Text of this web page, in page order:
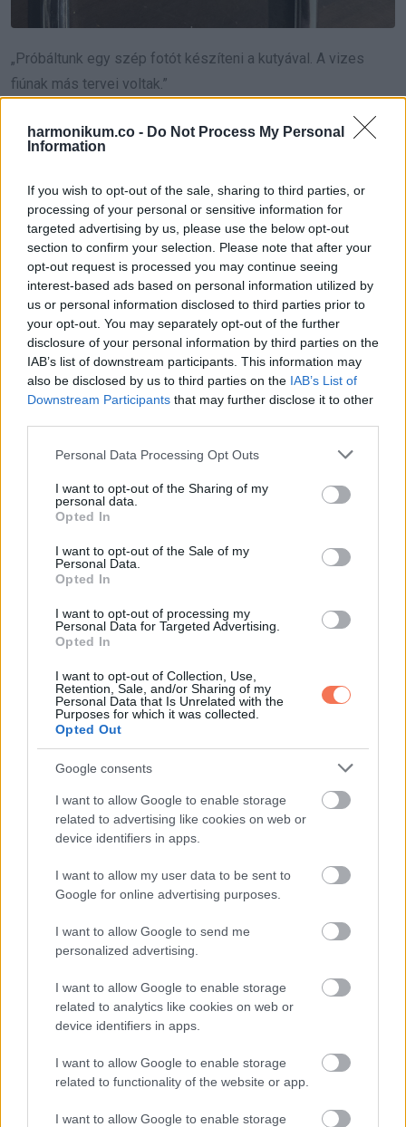
harmonikum.co - Do Not Process My Personal
Information
If you wish to opt-out of the sale, sharing to third parties, or
processing of your personal or sensitive information for
targeted advertising by us, please use the below opt-out
section to confirm your selection. Please note that after your
opt-out request is processed you may continue seeing
interest-based ads based on personal information utilized by
us or personal information disclosed to third parties prior to
your opt-out. You may separately opt-out of the further
disclosure of your personal information by third parties on the
IAB’s list of downstream participants. This information may
also be disclosed by us to third parties on the IAB’s List of
Downstream Participants that may further disclose it to other
Please note that this website/app uses one or more Google
not limited to your visit or usage behaviour. You may click to
grant or deny consent to Google and its third-party tags to
use your data for below specified purposes in below Google
consent section.
Personal Data Processing Opt Outs
I want to opt-out of the Sharing of my
personal data.
Opted In
I want to opt-out of the Sale of my
Personal Data.
Opted In
I want to opt-out of processing my
Personal Data for Targeted Advertising.
Opted In
I want to opt-out of Collection, Use,
Retention, Sale, and/or Sharing of my
Personal Data that Is Unrelated with the
Purposes for which it was collected.
Opted Out
Google consents
I want to allow Google to enable storage
related to advertising like cookies on web or
device identifiers in apps.
I want to allow my user data to be sent to
Google for online advertising purposes.
I want to allow Google to send me
personalized advertising.
I want to allow Google to enable storage
related to analytics like cookies on web or
device identifiers in apps.
I want to allow Google to enable storage
related to functionality of the website or app.
I want to allow Google to enable storage
„Próbáltunk egy szép fotót készíteni a kutyával. A vizes
fiúnak más tervei voltak.”
„Nem mehetsz át!”
„A kutyám megcsúszik a nedves köveken”